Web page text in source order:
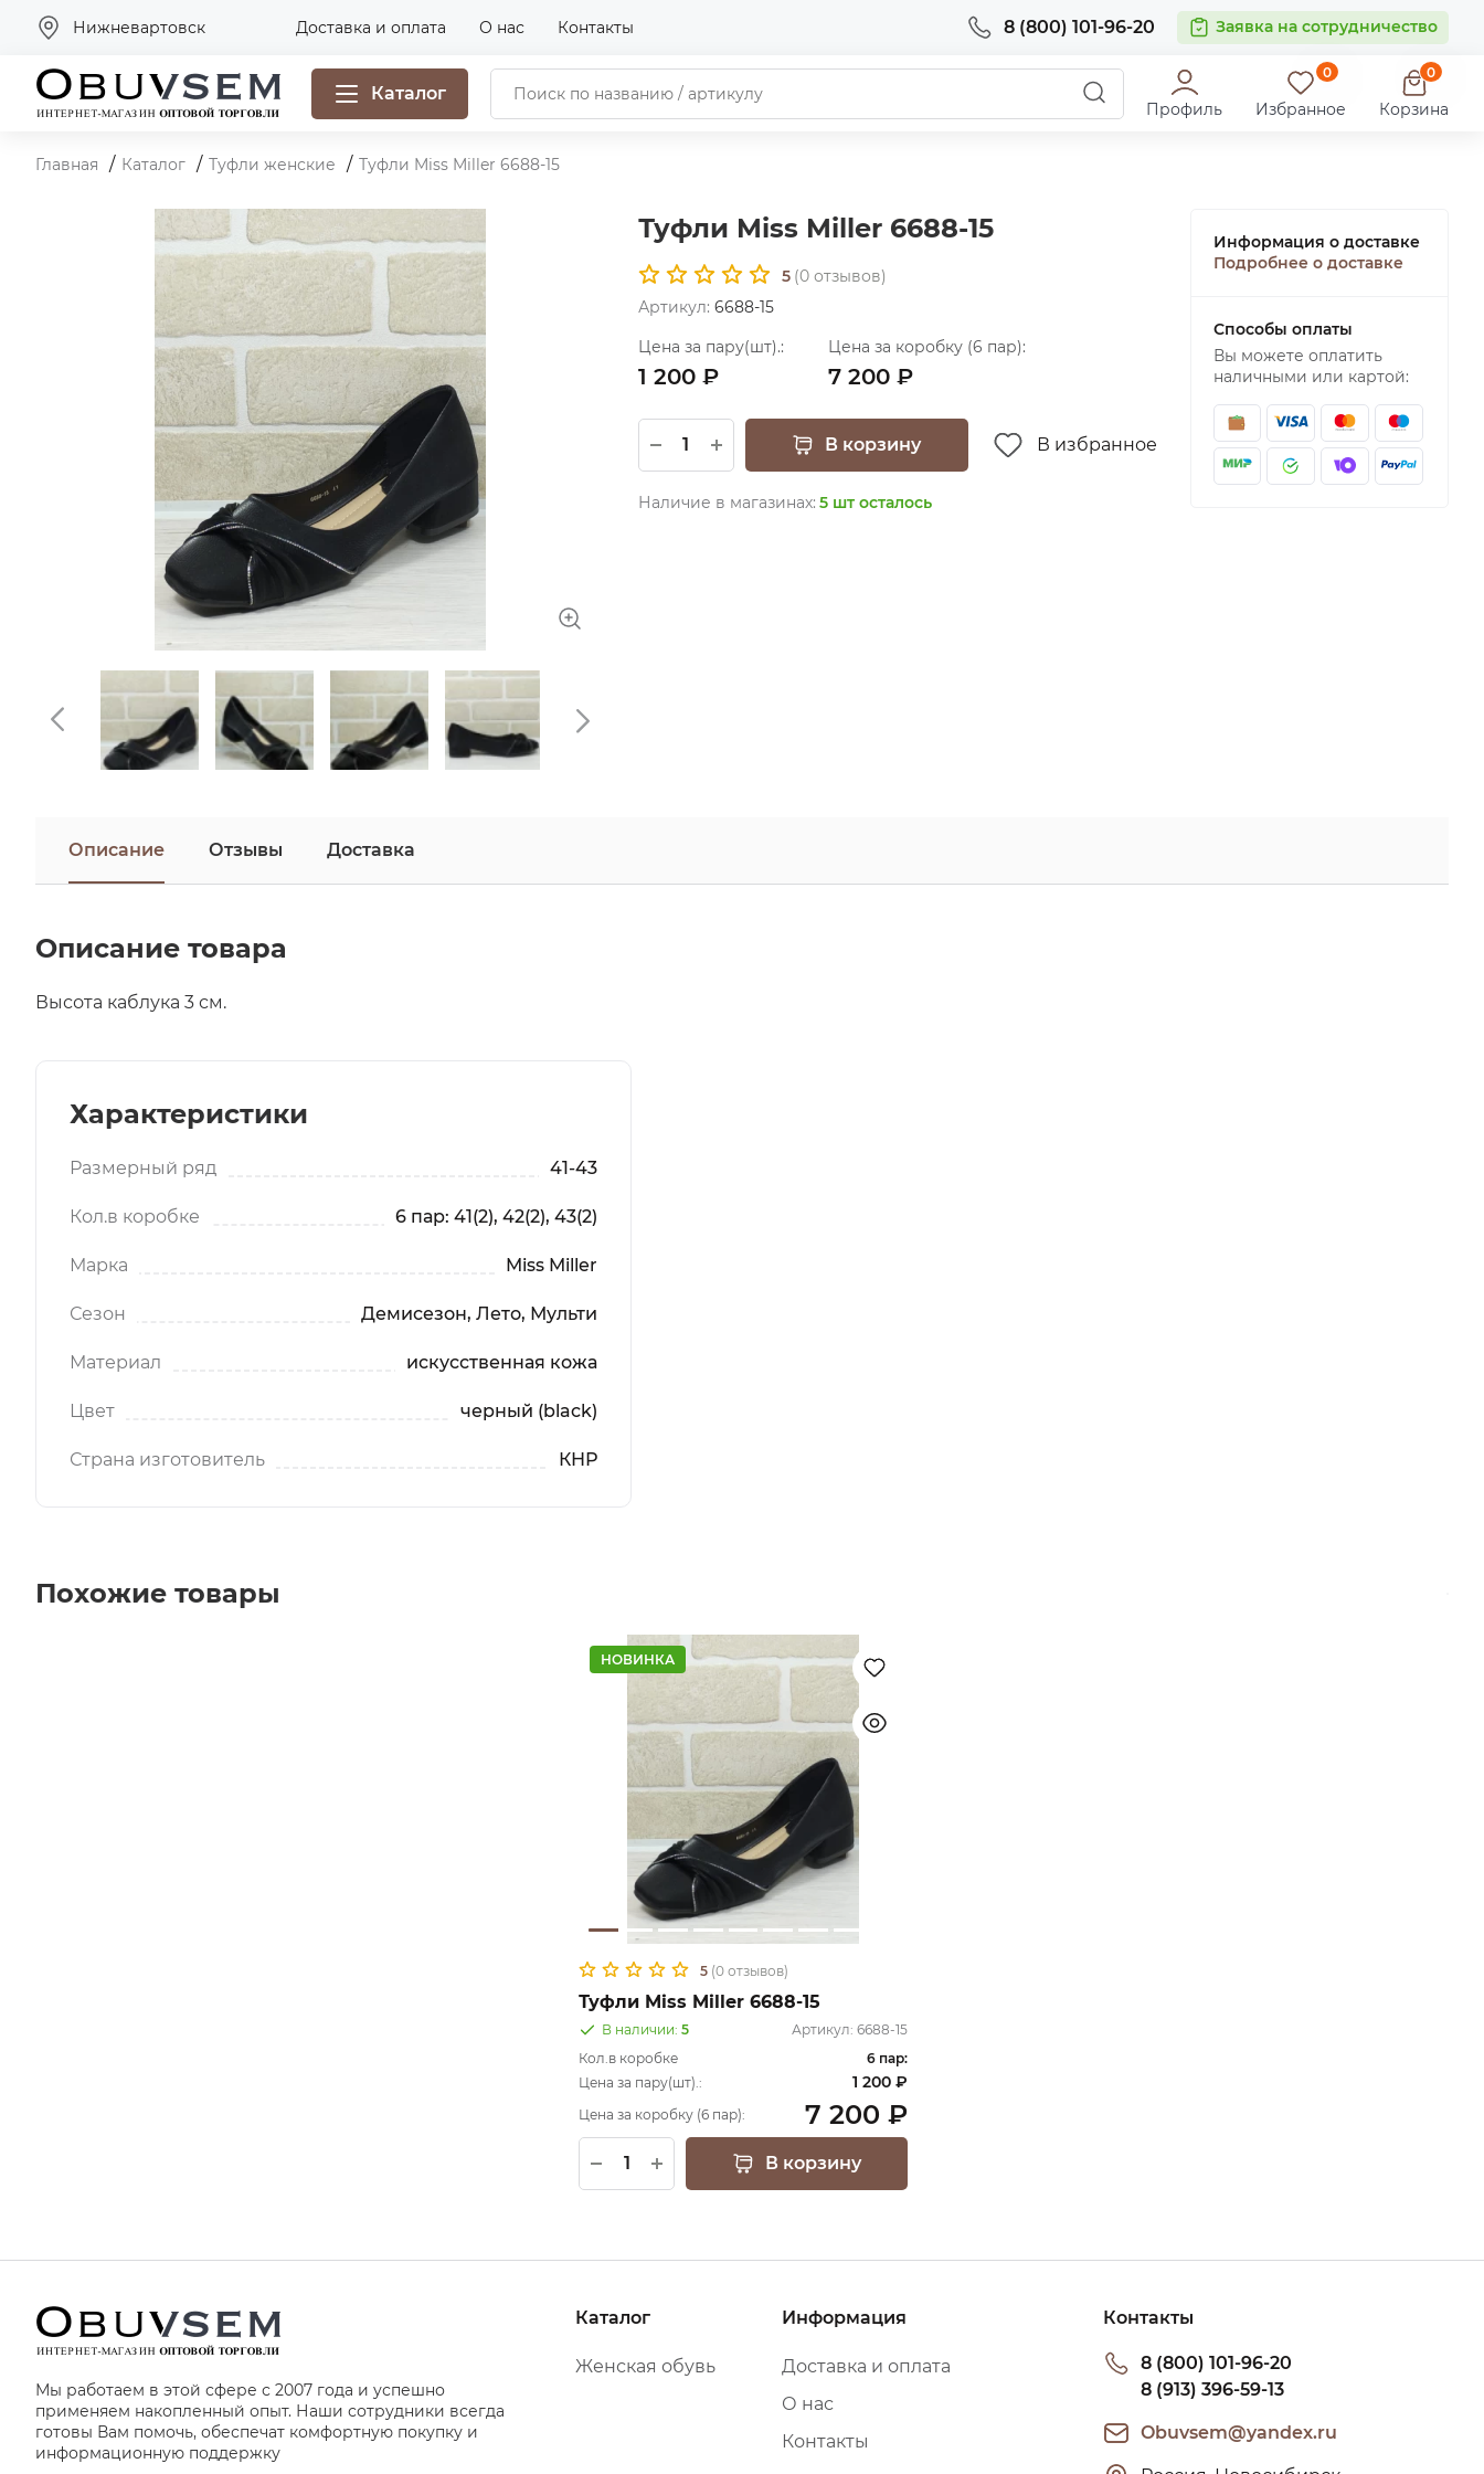
Нижневартовск Доставка и оплата О нас Контакты 8 (800) 101-96-20 Заявка на сотрудничество
Каталог
Профиль
0
Избранное
0
Корзина
Главная Каталог Туфли женские Туфли Miss Miller 6688-15
Туфли Miss Miller 6688-15
5 (0отзывов)
Артикул: 6688-15
Цена за пару(шт).:
1 200 ₽
Цена за коробку (6 пар):
7 200 ₽
В корзину В избранное
Наличие в магазинах: 5 шт осталось
Информация о доставке
Подробнее о доставке
Способы оплаты
Вы можете оплатить
наличными или картой:
Описание Отзывы Доставка
Описание товара
Высота каблука 3 см.
Характеристики
Размерный ряд 41-43
Кол.в коробке 6 пар: 41(2), 42(2), 43(2)
Марка Miss Miller
Сезон Демисезон, Лето, Мульти
Материал искусственная кожа
Цвет черный (black)
Страна изготовитель КНР
Похожие товары
НОВИНКА
5 (0 отзывов)
Туфли Miss Miller 6688-15
В наличии: 5 Артикул: 6688-15
Кол.в коробке
6 пар:
Цена за пару(шт).:
1 200 ₽
Цена за коробку (6 пар): 7 200 ₽
В корзину
Мы работаем в этой сфере с 2007 года и успешно
применяем накопленный опыт. Наши сотрудники всегда
готовы Вам помочь, обеспечат комфортную покупку и
информационную поддержку
Каталог
Женская обувь
Информация
Доставка и оплата
О нас
Контакты
Контакты
8 (800) 101-96-20
8 (913) 396-59-13
Obuvsem@yandex.ru